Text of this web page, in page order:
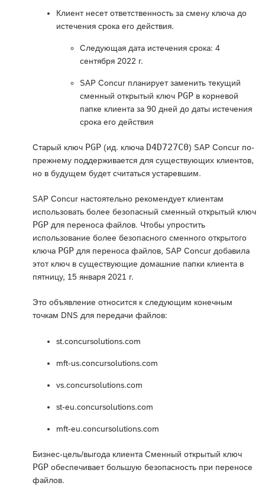
Клиент несет ответственность за смену ключа до
истечения срока его действия.
Следующая дата истечения срока: 4
сентября 2022 г.
SAP Concur планирует заменить текущий
сменный открытый ключ PGP в корневой
папке клиента за 90 дней до даты истечения
срока его действия
Старый ключ PGP (ид. ключа D4D727C0) SAP Concur по-
прежнему поддерживается для существующих клиентов,
но в будущем будет считаться устаревшим.
SAP Concur настоятельно рекомендует клиентам
использовать более безопасный сменный открытый ключ
PGP для переноса файлов. Чтобы упростить
использование более безопасного сменного открытого
ключа PGP для переноса файлов, SAP Concur добавила
этот ключ в существующие домашние папки клиента в
пятницу, 15 января 2021 г.
Это объявление относится к следующим конечным
точкам DNS для передачи файлов:
st.concursolutions.com
mft-us.concursolutions.com
vs.concursolutions.com
st-eu.concursolutions.com
mft-eu.concursolutions.com
Бизнес-цель/выгода клиента Сменный открытый ключ
PGP обеспечивает большую безопасность при переносе
файлов.